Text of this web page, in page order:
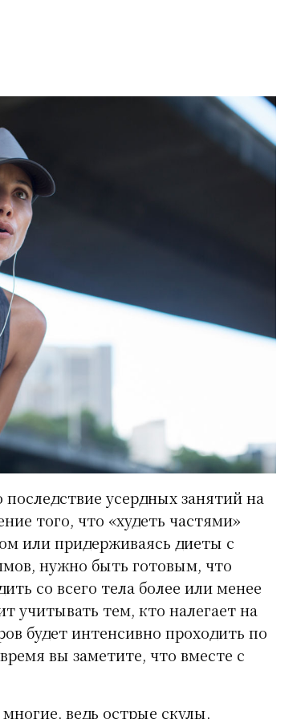
усердных занятий на
того, что «худеть частями»
или придерживаясь диеты с
нужно быть готовым, что
со всего тела более или менее
учитывать тем, кто налегает на
будет интенсивно проходить по
вы заметите, что вместе с
ведь острые скулы,